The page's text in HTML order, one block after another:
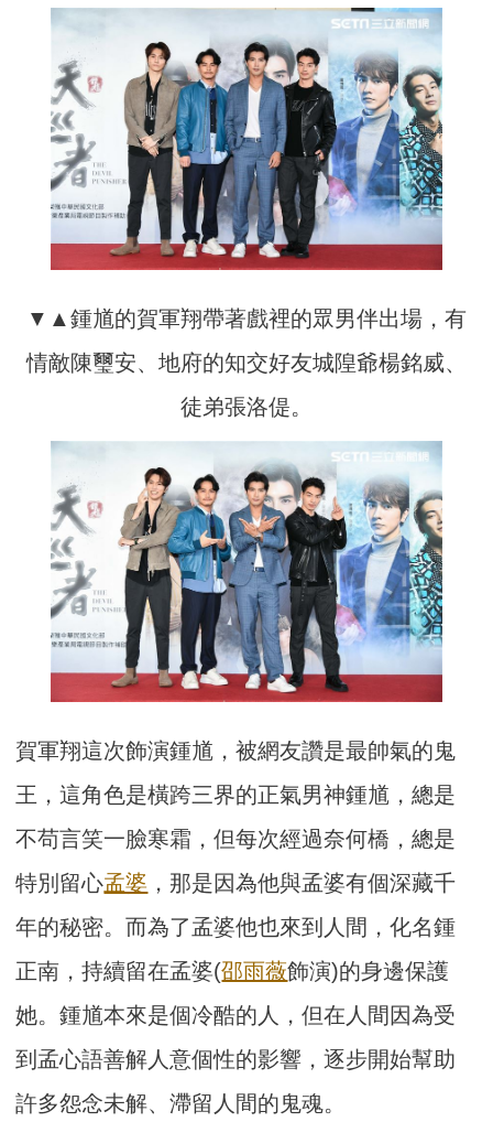
▼▲鍾馗的賀軍翔帶著戲裡的眾男伴出場，有
情敵陳璽安、地府的知交好友城隍爺楊銘威、
徒弟張洛偍。
賀軍翔這次飾演鍾馗，被網友讚是最帥氣的鬼
王，這角色是橫跨三界的正氣男神鍾馗，總是
不苟言笑一臉寒霜，但每次經過奈何橋，總是
特別留心孟婆 ，那是因為他與孟婆有個深藏千
年的秘密。而為了孟婆他也來到人間，化名鍾
正南，持續留在孟婆(邵雨薇飾演)的身邊保護
她。鍾馗本來是個冷酷的人，但在人間因為受
到孟心語善解人意個性的影響，逐步開始幫助
許多怨念未解、滯留人間的鬼魂。